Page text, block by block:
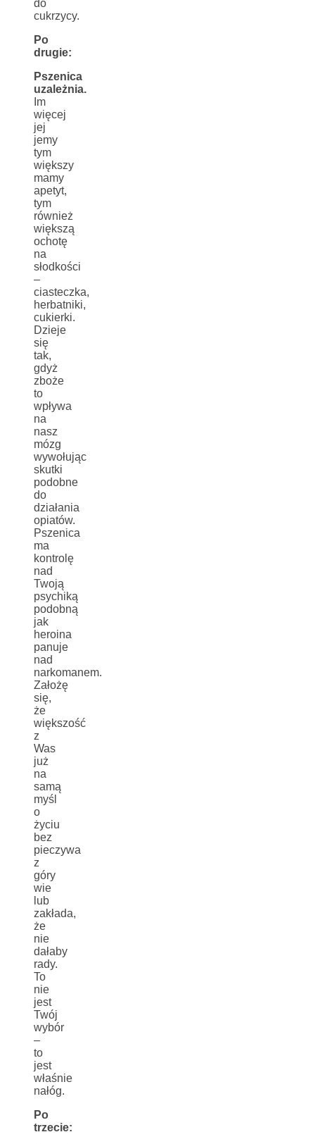
do
cukrzycy.
Po
drugie:
Pszenica
uzależnia.
Im
więcej
jej
jemy
tym
większy
mamy
apetyt,
tym
również
większą
ochotę
na
słodkości
–
ciasteczka,
herbatniki,
cukierki.
Dzieje
się
tak,
gdyż
zboże
to
wpływa
na
nasz
mózg
wywołując
skutki
podobne
do
działania
opiatów.
Pszenica
ma
kontrolę
nad
Twoją
psychiką
podobną
jak
heroina
panuje
nad
narkomanem.
Założę
się,
że
większość
z
Was
już
na
samą
myśl
o
życiu
bez
pieczywa
z
góry
wie
lub
zakłada,
że
nie
dałaby
rady.
To
nie
jest
Twój
wybór
–
to
jest
właśnie
nałóg.
Po
trzecie: